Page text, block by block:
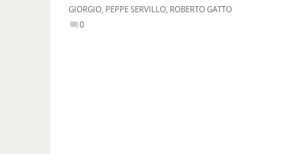
GIORGIO, PEPPE SERVILLO, ROBERTO GATTO
0